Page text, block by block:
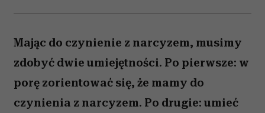
Mając do czynienie z narcyzem, musimy
zdobyć dwie umiejętności. Po pierwsze: w
porę zorientować się, że mamy do
czynienia z narcyzem. Po drugie: umieć